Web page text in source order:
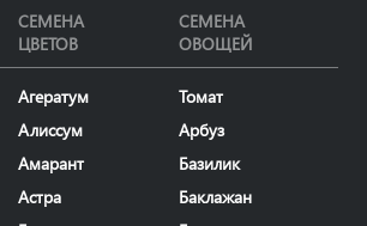
СЕМЕНА
ЦВЕТОВ
СЕМЕНА
ОВОЩЕЙ
Агератум
Алиссум
Амарант
Астра
Томат
Арбуз
Базилик
Баклажан